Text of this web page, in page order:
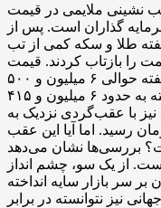
نشینی ملایمی در قیمت
گذاران است. پس از
طلا و سکه کمی از تب‌
را بازتاب کردند. قیمت
هر گرم طلای ۱۸ عیار که در ابتدای هفته حوالی ۶ میلیون و ۵۰۰
هزار تومان معامله می‌شد، تا پایان هفته به حدود ۶ میلیون و ۴۱۵
با عقب‌گردی نزدیک به
محدوده ۷۱ میلیون تومان رسید. اما آیا این عقب‌
بررسی‌ها نشان می‌دهد
از یک سو، چشم‌ انداز
سر بازار سایه انداخته
نیز نتوانسته در برابر